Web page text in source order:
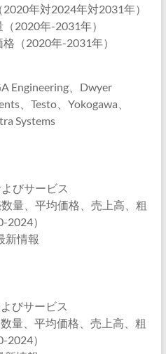
年対2024年対2031年）
2020年-2031年）
（2020年-2031年）
Engineering、Dwyer
、Testo、Yokogawa、
Systems
びサービス
量、平均価格、売上高、粗
）
新情報
びサービス
量、平均価格、売上高、粗
）